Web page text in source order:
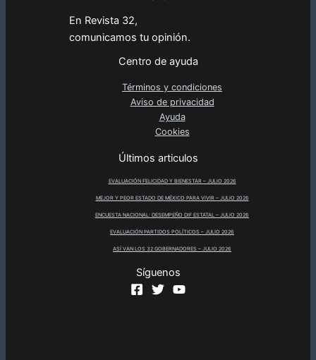
En Revista 32,
comunicamos tu opinión.
Centro de ayuda
Términos y condiciones
Aviso de privacidad
Ayuda
Cookies
Últimos articulos
EVALUACIÓN FELICIDAD Y BIENESTAR – JULIO 2026
MEJOR Y PEOR ESTADO DE MÉXICO PARA VIVIR – JULIO 2026
ENCUESTA NACIONAL: DESEMPEÑO DIF ESTATAL – JULIO 2026
EVALUACIÓN PARTIDOS POLÍTICOS – JULIO 2026
ASÍ VAN LOS 32 GOBERNADORES – JULIO 2026
Síguenos